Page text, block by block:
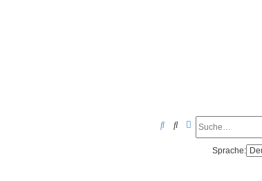
SucheErweiterte Suche
S
Sprache: